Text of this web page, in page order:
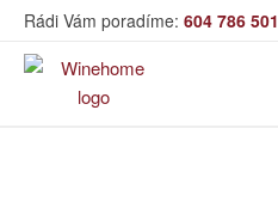
Rádi Vám poradíme: 604 786 501